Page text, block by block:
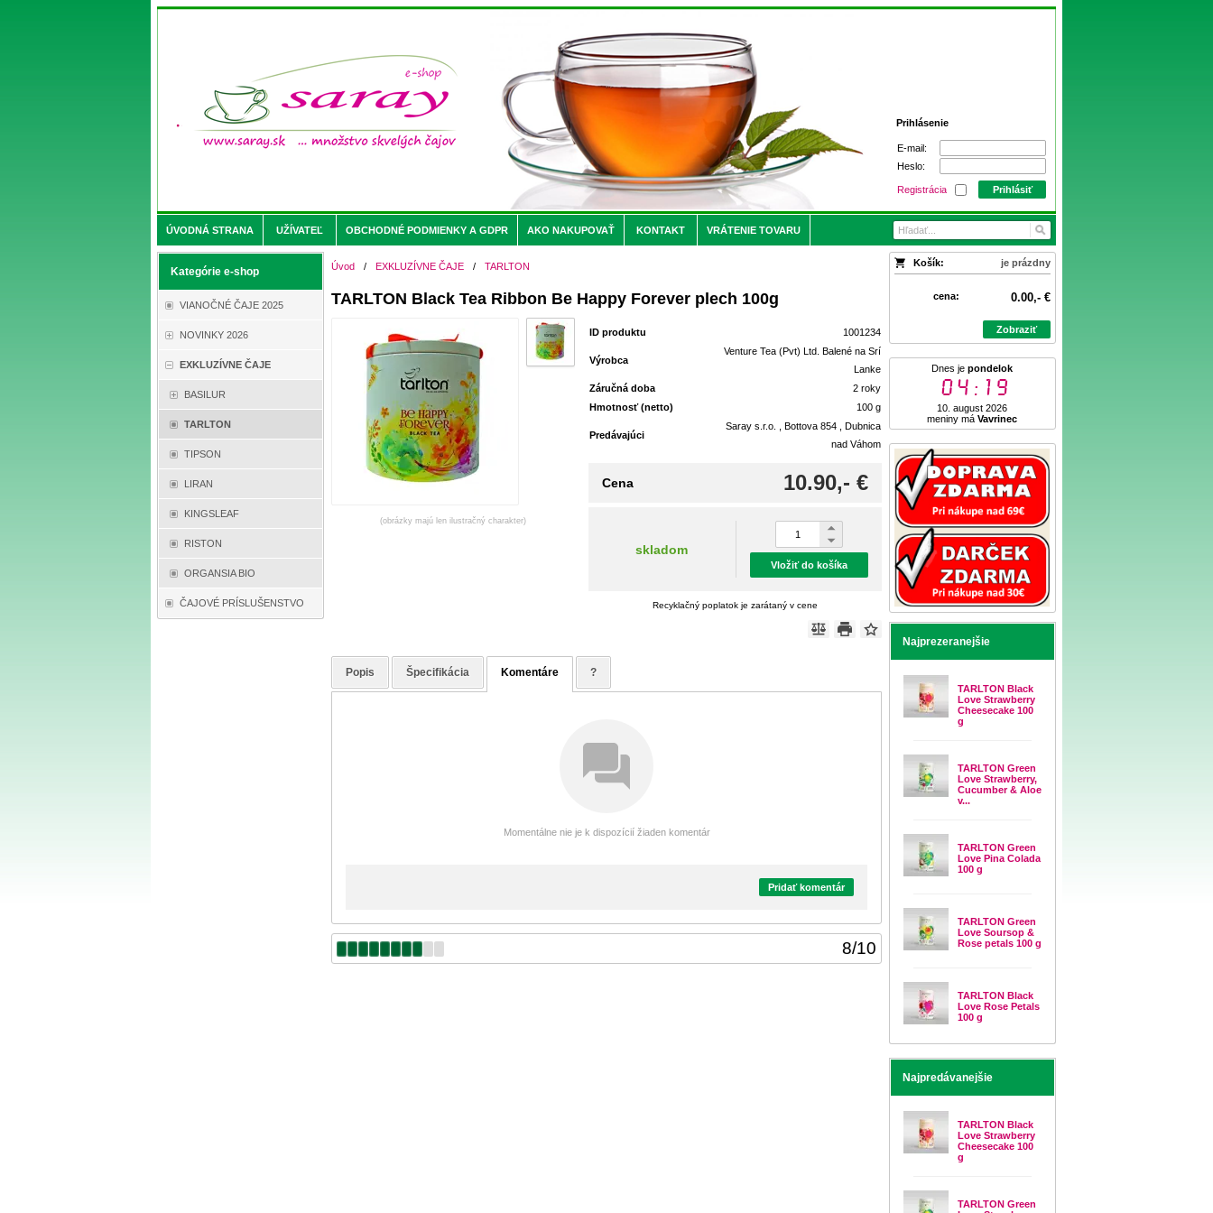
Prihlásenie
E-mail:
Heslo:
Registrácia Prihlásiť
ÚVODNÁ STRANA UŽÍVATEĽ OBCHODNÉ PODMIENKY A GDPR AKO NAKUPOVAŤ KONTAKT VRÁTENIE TOVARU
Kategórie e-shop
VIANOČNÉ ČAJE 2025
NOVINKY 2026
EXKLUZÍVNE ČAJE
BASILUR
TARLTON
TIPSON
LIRAN
KINGSLEAF
RISTON
ORGANSIA BIO
ČAJOVÉ PRÍSLUŠENSTVO
Košík: je prázdny
cena: 0.00,- €
Zobraziť
Dnes jepondelok
04:19
10. august 2026
meniny máVavrinec
Najprezeranejšie
TARLTON Black
Love Strawberry
Cheesecake 100
g
TARLTON Green
Love Strawberry,
Cucumber & Aloe
v...
TARLTON Green
Love Pina Colada
100 g
TARLTON Green
Love Soursop &
Rose petals 100 g
TARLTON Black
Love Rose Petals
100 g
Najpredávanejšie
TARLTON Black
Love Strawberry
Cheesecake 100
g
TARLTON Green
Úvod / EXKLUZÍVNE ČAJE / TARLTON
TARLTON Black Tea Ribbon Be Happy Forever plech 100g
(obrázky majú len ilustračný charakter)
ID produktu 1001234
Výrobca
Venture Tea (Pvt) Ltd. Balené na Srí
Lanke
Záručná doba
2 roky
Hmotnosť (netto)
100 g
Predávajúci
Saray s.r.o. , Bottova 854 , Dubnica
nad Váhom
10.90,- €
Cena
skladom
Vložiť do košíka
Recyklačný poplatok je zarátaný v cene
Popis Špecifikácia Komentáre ?
Momentálne nie je k dispozícií žiaden komentár
Pridať komentár
8/10